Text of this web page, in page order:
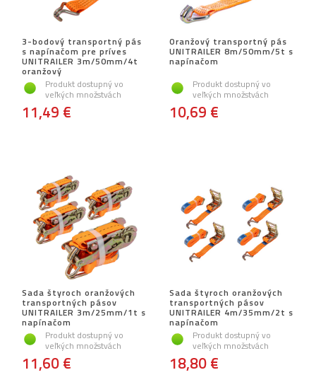
3-bodový transportný pás
s napínačom pre príves
UNITRAILER 3m/50mm/4t
oranžový
Produkt dostupný vo
veľkých množstvách
11,49 €
Oranžový transportný pás
UNITRAILER 8m/50mm/5t s
napínačom
Produkt dostupný vo
veľkých množstvách
10,69 €
Sada štyroch oranžových
transportných pásov
UNITRAILER 3m/25mm/1t s
napínačom
Produkt dostupný vo
veľkých množstvách
11,60 €
Sada štyroch oranžových
transportných pásov
UNITRAILER 4m/35mm/2t s
napínačom
Produkt dostupný vo
veľkých množstvách
18,80 €